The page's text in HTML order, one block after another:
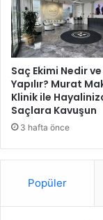
a
l
ı
ş
m
a
l
a
r
O
r
m
a
n
Y
a
n
g
Saç Ekimi Nedir ve
Yapılır? Murat
Klinik ile
Saçlara Kavuşun
3 hafta önce
Popüler